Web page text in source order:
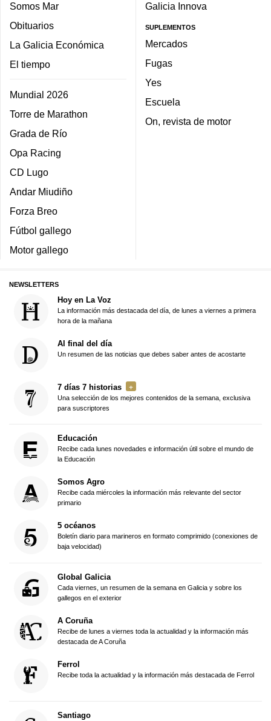
Somos Mar
Obituarios
La Galicia Económica
El tiempo
Mundial 2026
Torre de Marathon
Grada de Río
Opa Racing
CD Lugo
Andar Miudiño
Forza Breo
Fútbol gallego
Motor gallego
Galicia Innova
SUPLEMENTOS
Mercados
Fugas
Yes
Escuela
On, revista de motor
NEWSLETTERS
Hoy en La Voz
La información más destacada del día, de lunes a viernes a primera
hora de la mañana
Al final del día
Un resumen de las noticias que debes saber antes de acostarte
7 días 7 historias
Una selección de los mejores contenidos de la semana, exclusiva
para suscriptores
Educación
Recibe cada lunes novedades e información útil sobre el mundo de
la Educación
Somos Agro
Recibe cada miércoles la información más relevante del sector
primario
5 océanos
Boletín diario para marineros en formato comprimido (conexiones de
baja velocidad)
Global Galicia
Cada viernes, un resumen de la semana en Galicia y sobre los
gallegos en el exterior
A Coruña
Recibe de lunes a viernes toda la actualidad y la información más
destacada de A Coruña
Ferrol
Recibe toda la actualidad y la información más destacada de Ferrol
Santiago